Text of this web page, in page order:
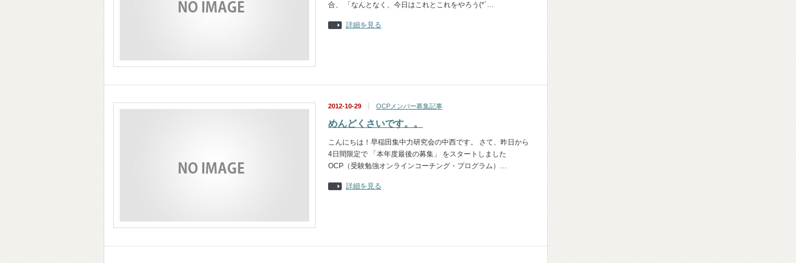
合、 「なんとなく、今日はこれとこれをやろう(*´…
詳細を見る
2012-10-29 OCPメンバー募集記事
めんどくさいです。。
こんにちは！早稲田集中力研究会の中西です。 さて、昨日から
4日間限定で 「本年度最後の募集」 をスタートしました
OCP（受験勉強オンラインコーチング・プログラム）…
詳細を見る